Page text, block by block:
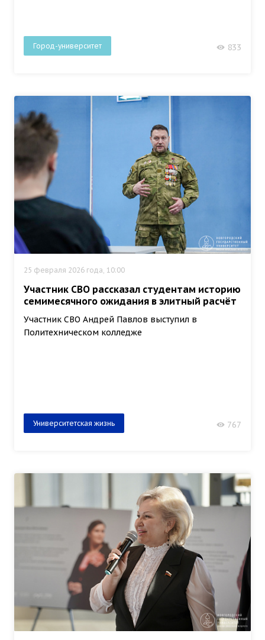
Город-университет 833
25 февраля 2026 года, 10:00
Участник СВО рассказал студентам историю
семимесячного ожидания в элитный расчёт
Участник СВО Андрей Павлов выступил в
Политехническом колледже
Университетская жизнь 767